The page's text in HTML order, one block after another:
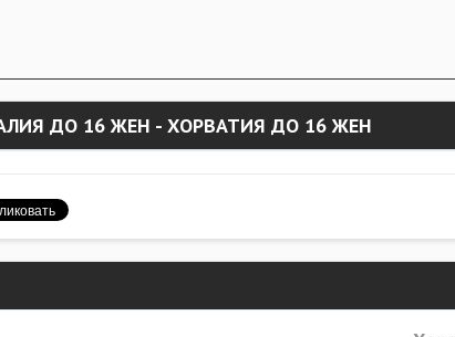
ДО 16 ЖЕН - ХОРВАТИЯ ДО 16 ЖЕН